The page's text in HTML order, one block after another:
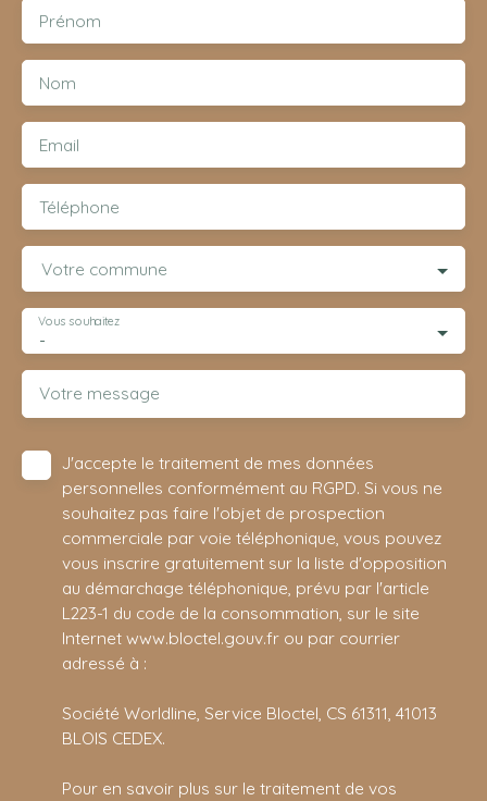
Prénom
Nom
Email
Téléphone
Votre commune
-
Vous souhaitez
Votre message
J'accepte le traitement de mes données
personnelles conformément au RGPD. Si vous ne
souhaitez pas faire l'objet de prospection
commerciale par voie téléphonique, vous pouvez
vous inscrire gratuitement sur la liste d'opposition
au démarchage téléphonique, prévu par l'article
L223-1 du code de la consommation, sur le site
Internet www.bloctel.gouv.fr ou par courrier
adressé à :
Société Worldline, Service Bloctel, CS 61311, 41013
BLOIS CEDEX.
Pour en savoir plus sur le traitement de vos